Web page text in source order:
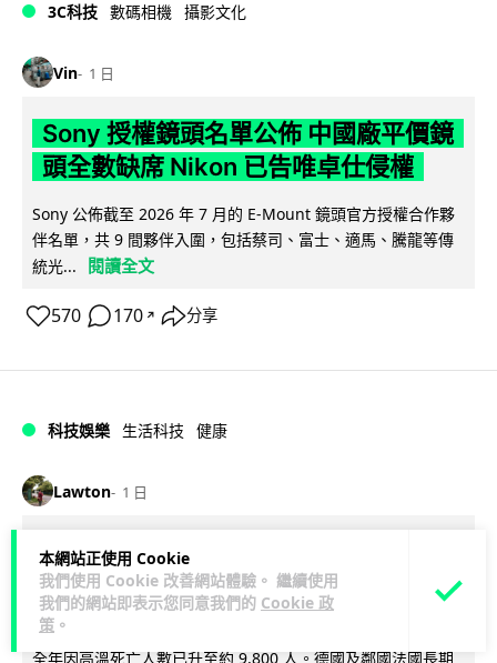
本網站正使用 Cookie
我們使用 Cookie 改善網站體驗。 繼續使用
我們的網站即表示您同意我們的 Cookie 政
策 。
3C科技 數碼相機 攝影文化
Vin 1 日
Sony 授權鏡頭名單公佈 中國廠平價鏡
頭全數缺席 Nikon 已告唯卓仕侵權
Sony 公佈截至 2026 年 7 月的 E-Mount 鏡頭官方授權合作夥
伴名單，共 9 間夥伴入圍，包括蔡司、富士、適馬、騰龍等傳
統光...
閱讀全文
570 170 ↗ 分享
科技娛樂 生活科技 健康
Lawton 1 日
室內空氣 40 度暑熱難耐 德國空調普及
率僅 3% 大眾繼續忍的最大原因
德國今夏持續熱浪，空調普及率僅 3%，課室溫度逼近 40 度，
全年因高溫死亡人數已升至約 9,800 人。德國及鄰國法國長期